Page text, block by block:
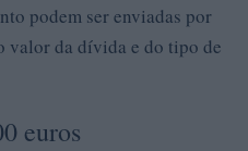
podem ser enviadas por
valor da dívida e do tipo de
euros